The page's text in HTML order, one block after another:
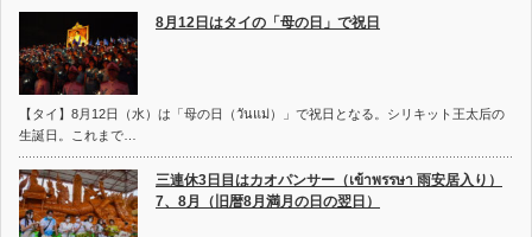
8月12日はタイの「母の日」で祝日
【タイ】8月12日（水）は「母の日（วันแม่）」で祝日となる。シリキット王太后の
生誕日。これまで…
三連休3日目はカオパンサー（เข้าพรรษา 雨安居入り）
7、8月（旧暦8月満月の日の翌日）